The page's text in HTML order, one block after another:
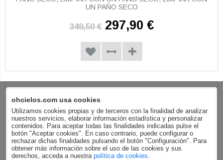
UN PAÑO SECO
349,50 € 297,90 €
ohcielos.com usa cookies
Utilizamos cookies propias y de terceros con la finalidad de analizar
nuestros servicios, elaborar información estadística y personalizar
contenidos. Para aceptar todas las finalidades indicadas pulse el
botón "Aceptar cookies". En caso contrario, puede configurar o
rechazar dichas finalidades pulsando el botón "Configuración". Para
obtener más información sobre el uso de las cookies y sus
derechos, acceda a nuestra política de cookies.